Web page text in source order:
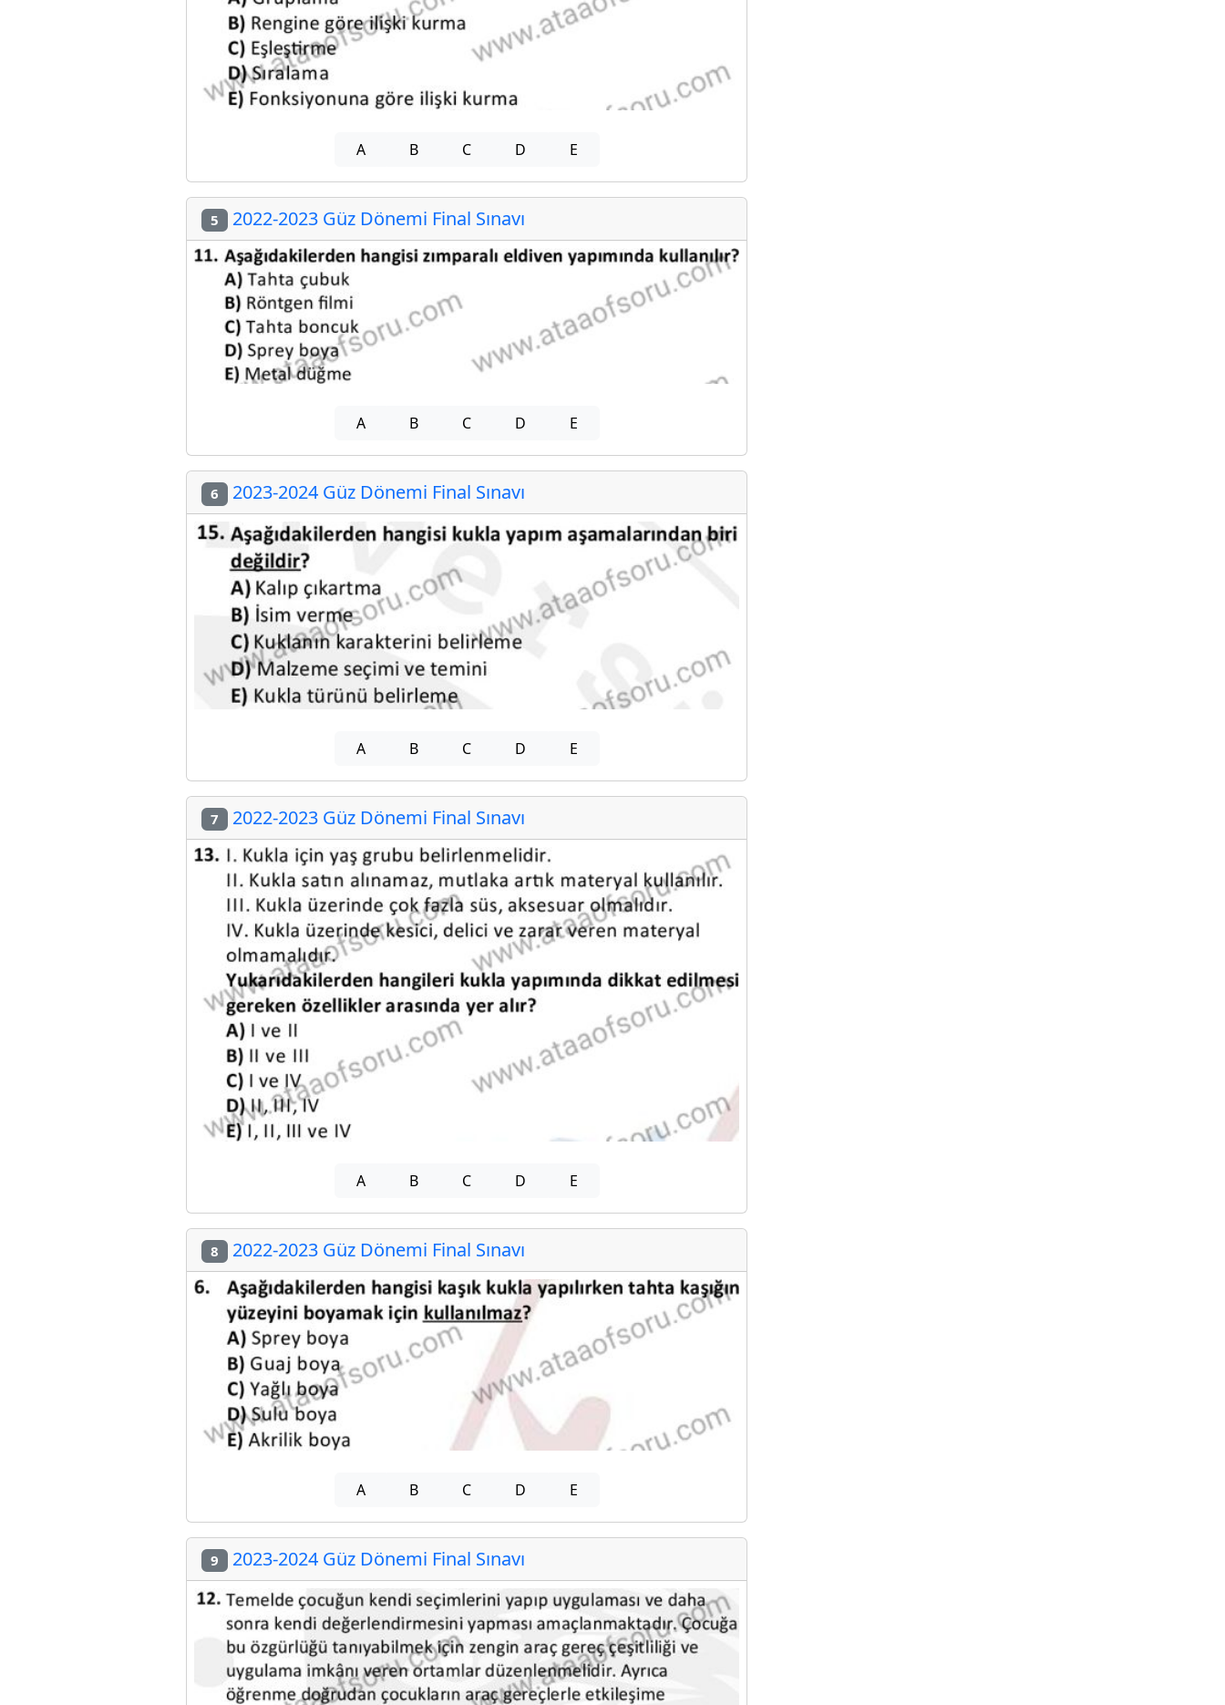
A B C D E
5 2022-2023 Güz Dönemi Final Sınavı
A B C D E
6 2023-2024 Güz Dönemi Final Sınavı
A B C D E
7 2022-2023 Güz Dönemi Final Sınavı
A B C D E
8 2022-2023 Güz Dönemi Final Sınavı
A B C D E
9 2023-2024 Güz Dönemi Final Sınavı